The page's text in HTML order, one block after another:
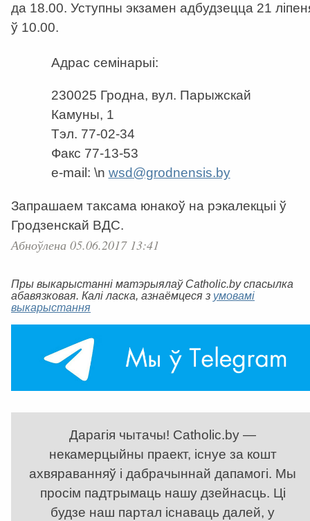
да 18.00. Уступны экзамен адбудзецца 21
ў 10.00.
Адрас семінарыі:
230025 Гродна, вул. Парыжскай
Камуны, 1
Тэл. 77-02-34
Факс 77-13-53
e-mail: \n wsd@grodnensis.by
Запрашаем таксама юнакоў на рэкалекцыі ў
Гродзенскай ВДС.
Абноўлена 05.06.2017 13:41
Пры выкарыстанні матэрыялаў Catholic.by спасылка
абавязковая. Калі ласка, азнаёмцеся з умовамі
выкарыстання
Дарагія чытачы! Catholic.by —
некамерцыйны праект, існуе за кошт
ахвяраванняў і дабрачыннай дапамогі. Мы
просім падтрымаць нашу дзейнасць. Ці
будзе наш партал існаваць далей, у